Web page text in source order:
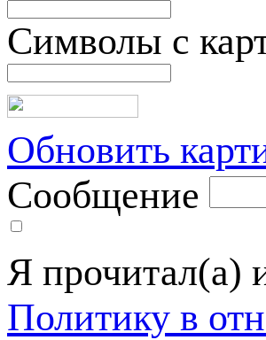
Символы с
Обновить
Сообщение
Я
Политику в